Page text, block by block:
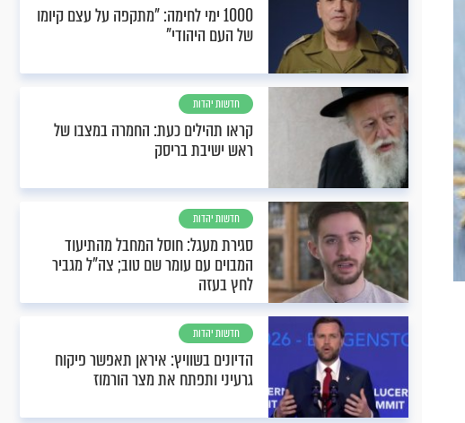
1000 ימי לחימה: "מתקפה על עצם קיומו
של העם היהודי"
חדשות יהדות
קראו תהילים כעת: החמרה במצבו של
ראש ישיבת בריסק
חדשות יהדות
סגירת מעגל: חוסל המחבל מהתיעוד
המבוים עם עומר שם טוב; צה"ל מגביר
לחץ בעזה
חדשות יהדות
הדיונים בשוויץ: איראן תאפשר פיקוח
גרעיני ותפתח את מצר הורמוז